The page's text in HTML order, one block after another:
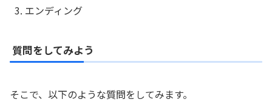
エンディング
質問をしてみよう
そこで、以下のような質問をしてみます。